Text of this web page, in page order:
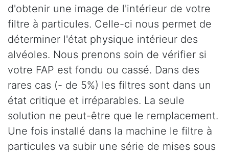
d'obtenir une image de l'intérieur de votre
filtre à particules. Celle-ci nous permet de
déterminer l'état physique intérieur des
alvéoles. Nous prenons soin de vérifier si
votre FAP est fondu ou cassé. Dans des
rares cas (- de 5%) les filtres sont dans un
état critique et irréparables. La seule
solution ne peut-être que le remplacement.
Une fois installé dans la machine le filtre à
particules va subir une série de mises sous